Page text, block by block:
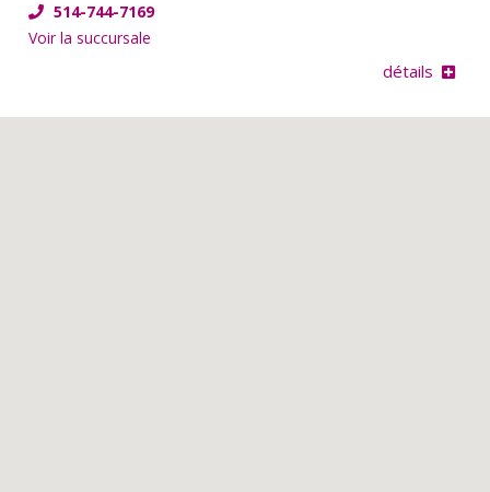
514-744-7169
détails
Voir la succursale